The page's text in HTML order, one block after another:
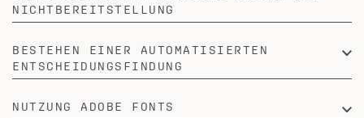
NICHTBEREITSTELLUNG
BESTEHEN EINER AUTOMATISIERTEN
ENTSCHEIDUNGSFINDUNG
NUTZUNG ADOBE FONTS